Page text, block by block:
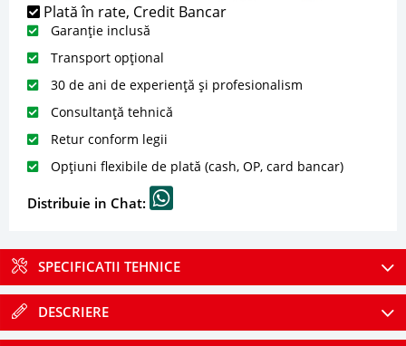
Plată în rate, Credit Bancar
Garanție inclusă
Transport opțional
30 de ani de experiență și profesionalism
Consultanță tehnică
Retur conform legii
Opțiuni flexibile de plată (cash, OP, card bancar)
Distribuie in Chat:
SPECIFICATII TEHNICE
DESCRIERE